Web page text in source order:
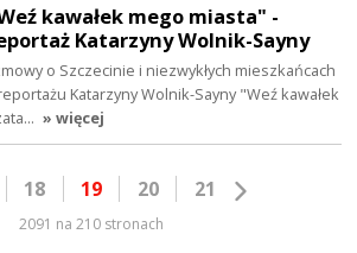
kawałek mego miasta" -
Katarzyny Wolnik-Sayny
o Szczecinie i niezwykłych mieszkańcach
Katarzyny Wolnik-Sayny "Weź kawałek
» więcej
18 19 20 21
2091 na 210 stronach